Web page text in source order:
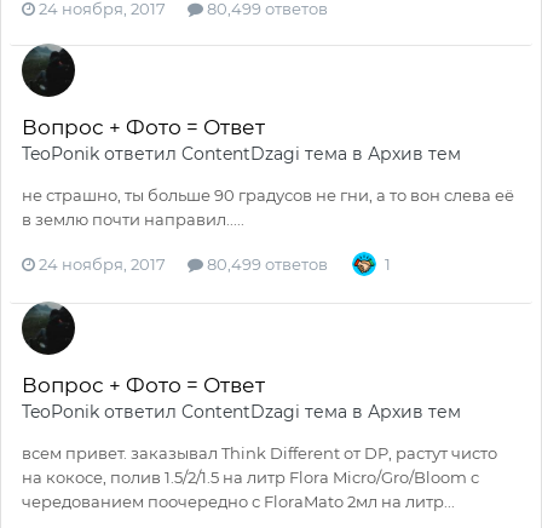
24 ноября, 2017 80,499 ответов
Вопрос + Фото = Ответ
TeoPonik ответил ContentDzagi тема в Архив тем
не страшно, ты больше 90 градусов не гни, а то вон слева её
в землю почти направил.....
24 ноября, 2017 80,499 ответов 1
Вопрос + Фото = Ответ
TeoPonik ответил ContentDzagi тема в Архив тем
всем привет. заказывал Think Different от DP, растут чисто
на кокосе, полив 1.5/2/1.5 на литр Flora Micro/Gro/Bloom c
чередованием поочередно с FloraMato 2мл на литр...